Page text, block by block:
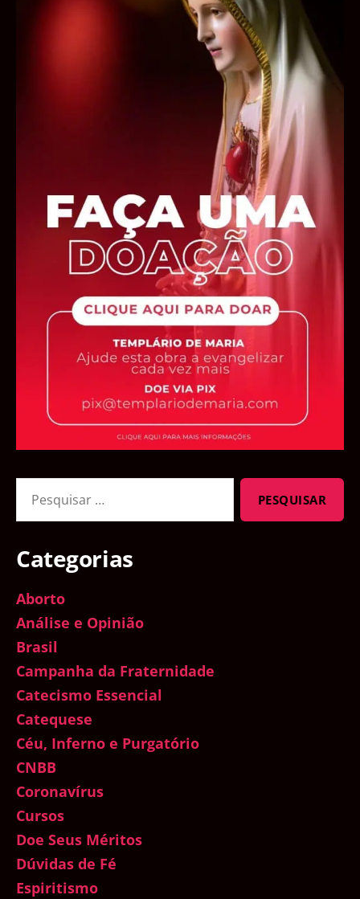
por:
Categorias
Aborto
Análise e Opinião
Brasil
Campanha da Fraternidade
Catecismo Essencial
Catequese
Céu, Inferno e Purgatório
CNBB
Coronavírus
Cursos
Doe Seus Méritos
Dúvidas de Fé
Espiritismo